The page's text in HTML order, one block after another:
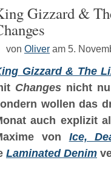
Gizzard &
von Oliver am 5.
Gizzard & The
Changes nicht
wollen das
auch explizit
von Ice,
Laminated Denim